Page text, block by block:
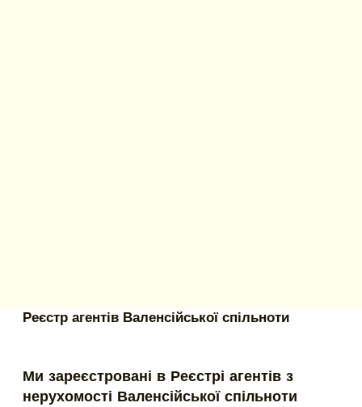
Реєстр агентів Валенсійської спільноти
Ми зареєстровані в Реєстрі агентів з
нерухомості Валенсійської спільноти